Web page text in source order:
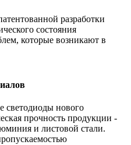
разработки
состояния
которые возникают в
светодиоды нового
прочность продукции -
и листовой стали.